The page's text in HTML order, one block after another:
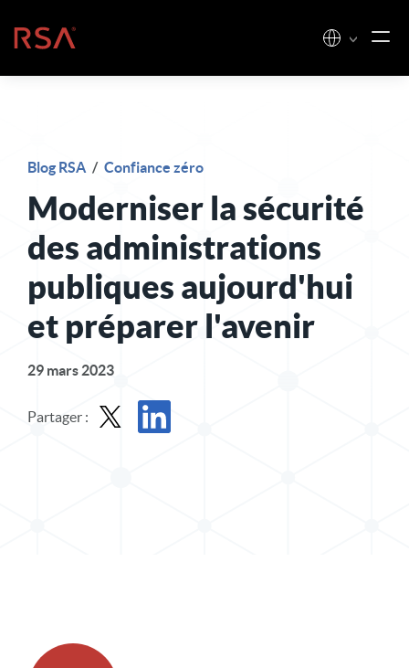
Accueil
Blog RSA / Confiance zéro
Moderniser la sécurité
des administrations
publiques aujourd'hui
et préparer l'avenir
29 mars 2023
Partager :